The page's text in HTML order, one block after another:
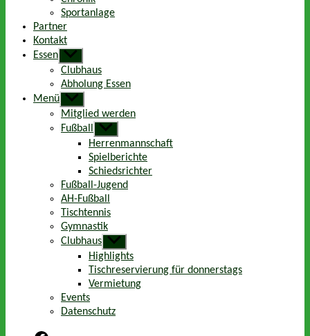
Sportanlage
Partner
Kontakt
Essen
Untermenü
anzeigen
Clubhaus
Abholung Essen
Menü
Untermenü
anzeigen
Mitglied werden
Fußball
Untermenü
anzeigen
Herrenmannschaft
Spielberichte
Schiedsrichter
Fußball-Jugend
AH-Fußball
Tischtennis
Gymnastik
Clubhaus
Untermenü
anzeigen
Highlights
Tischreservierung für donnerstags
Vermietung
Events
Datenschutz